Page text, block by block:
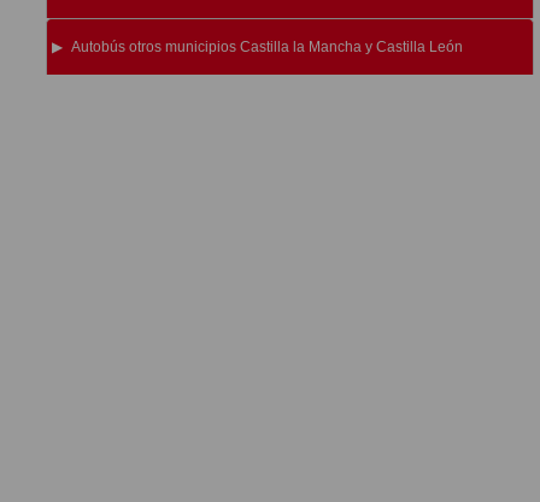
Autobús otros municipios Castilla la Mancha y Castilla León